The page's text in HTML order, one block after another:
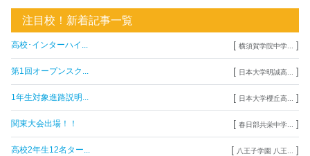
注目校！新着記事一覧
高校･インターハイ... [ 横須賀学院中学... ]
第1回オープンスク... [ 日本大学明誠高... ]
1年生対象進路説明... [ 日本大学櫻丘高... ]
関東大会出場！！ [ 春日部共栄中学... ]
高校2年生12名ター... [ 八王子学園 八王... ]